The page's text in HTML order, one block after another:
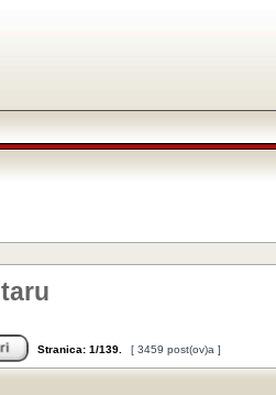
Stranica: 1/139 [ 3459 post(ov)a ]